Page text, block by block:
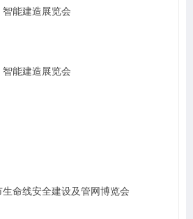
能建造展览会
能建造展览会
命线安全建设及管网博览会